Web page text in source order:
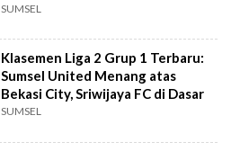
SUMSEL
Klasemen Liga 2 Grup 1 Terbaru:
Sumsel United Menang atas
Bekasi City, Sriwijaya FC di Dasar
SUMSEL